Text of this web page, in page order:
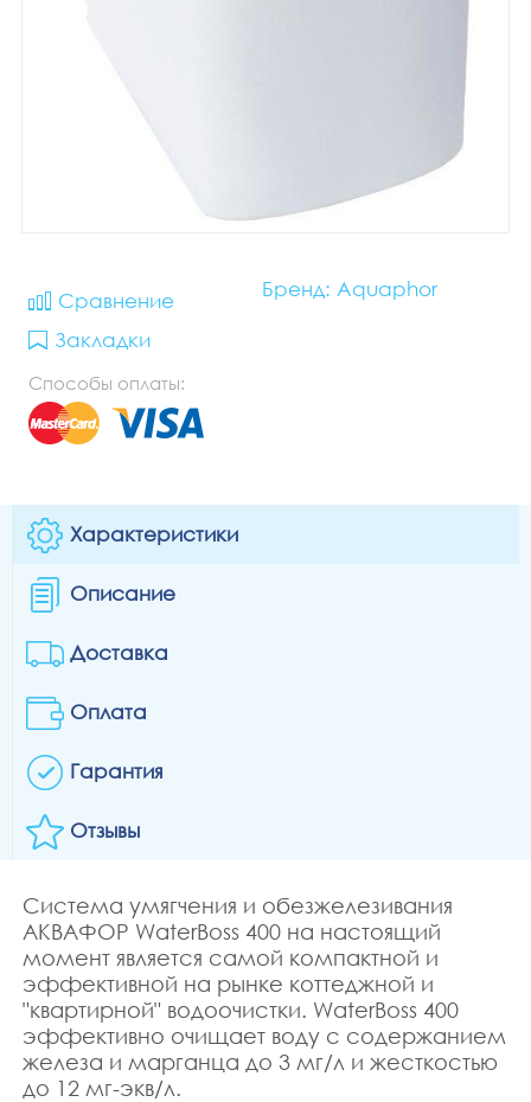
Сравнение
Закладки
Бренд: Aquaphor
Способы оплаты:
Характеристики
Описание
Доставка
Оплата
Гарантия
Отзывы
Система умягчения и обезжелезивания
АКВАФОР WaterBoss 400 на настоящий
момент является самой компактной и
эффективной на рынке коттеджной и
"квартирной" водоочистки. WaterBoss 400
эффективно очищает воду с содержанием
железа и марганца до 3 мг/л и жесткостью
до 12 мг-экв/л.